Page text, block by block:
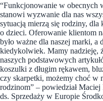
“Funkcjonowanie w obecnych
stanowi wyzwanie dla nas
sytuacją mierzą się rodziny,
o dzieci. Oferowanie klientom
było ważne dla naszej marki, a
kiedykolwiek. Mamy nadzieję,
naszych podstawowych
koszulki z długim rękawem,
czy skarpetki, możemy choć w
rodzinom” – powiedział
ds. Sprzedaży w Europie